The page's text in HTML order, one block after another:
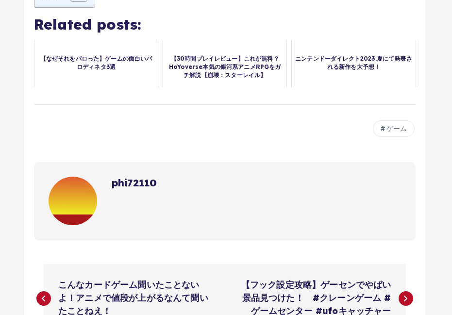
Related posts:
【なぜそれをパロった】ゲームの面白いパ
ロディネタ3選
【30時間プレイレビュー】これが無料？
HoYoverse本気の銀河系アニメRPGをガ
チ解説【崩壊：スターレイル】
ニンテンドーダイレクト2023.夏にて発表さ
れる新作を大予想！
ゲーム
phi72110
稿
こんなカードゲーム聞いたことない
よ！アニメで値段が上がるなんて聞い
たことねえ！
【フック設定攻略】ゲーセンでやばい
景品見つけた！ #クレーンゲーム #
ゲームセンター #ufoキャッチャー